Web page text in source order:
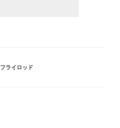
フライロッド